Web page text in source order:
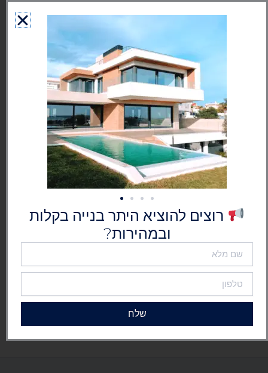
גרמושקה - הוצאת היתר בנייה
רוצים להוציא היתר בנייה בקלות
ובמהירות?
מלא
שלח